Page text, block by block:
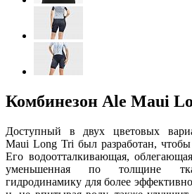
Комбинезон Ale Maui
Доступный в двух цветовых
Maui Long Tri был разработан, чтобы
Его водоотталкивающая,
уменьшенная по толщине
гидродинамику для более